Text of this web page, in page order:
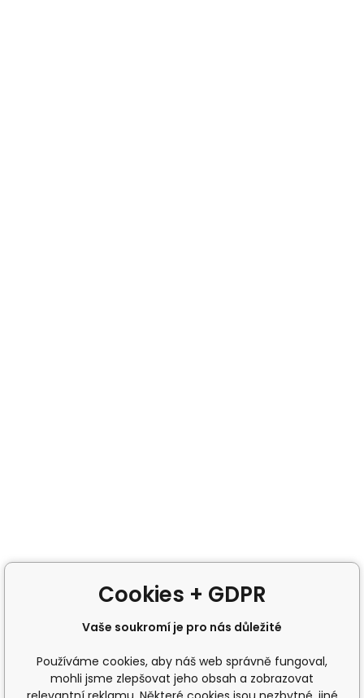
Cookies + GDPR
Vaše soukromí je pro nás důležité
Používáme cookies, aby náš web správně fungoval,
mohli jsme zlepšovat jeho obsah a zobrazovat